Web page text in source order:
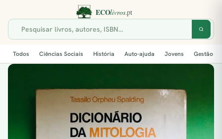
Todos Ciências Sociais História Auto-ajuda Jovens Gestão